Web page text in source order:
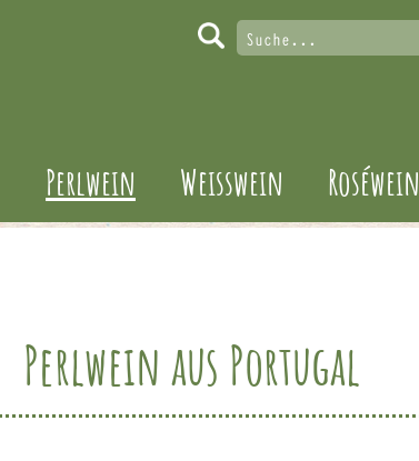
Perlwein Weisswein Roséwein
Perlwein aus Portugal